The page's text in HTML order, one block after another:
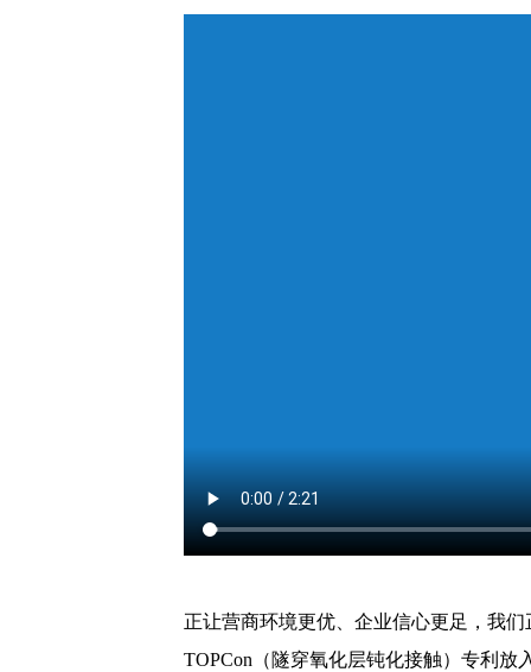
正让营商环境更优、企业信心更足，我
TOPCon（隧穿氧化层钝化接触）专利